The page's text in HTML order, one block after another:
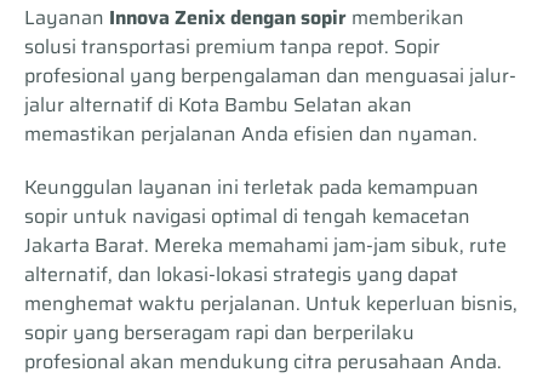
Layanan Innova Zenix dengan sopir memberikan
solusi transportasi premium tanpa repot. Sopir
profesional yang berpengalaman dan menguasai jalur-
jalur alternatif di Kota Bambu Selatan akan
memastikan perjalanan Anda efisien dan nyaman.
Keunggulan layanan ini terletak pada kemampuan
sopir untuk navigasi optimal di tengah kemacetan
Jakarta Barat. Mereka memahami jam-jam sibuk, rute
alternatif, dan lokasi-lokasi strategis yang dapat
menghemat waktu perjalanan. Untuk keperluan bisnis,
sopir yang berseragam rapi dan berperilaku
profesional akan mendukung citra perusahaan Anda.